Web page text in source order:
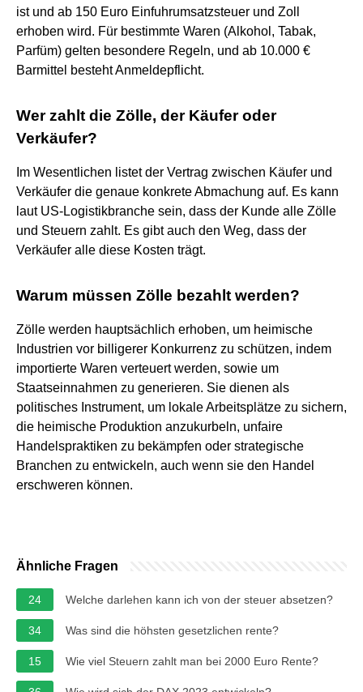
ist und ab 150 Euro Einfuhrumsatzsteuer und Zoll
erhoben wird. Für bestimmte Waren (Alkohol, Tabak,
Parfüm) gelten besondere Regeln, und ab 10.000 €
Barmittel besteht Anmeldepflicht.
Wer zahlt die Zölle, der Käufer oder
Verkäufer?
Im Wesentlichen listet der Vertrag zwischen Käufer und
Verkäufer die genaue konkrete Abmachung auf. Es kann
laut US-Logistikbranche sein, dass der Kunde alle Zölle
und Steuern zahlt. Es gibt auch den Weg, dass der
Verkäufer alle diese Kosten trägt.
Warum müssen Zölle bezahlt werden?
Zölle werden hauptsächlich erhoben, um heimische
Industrien vor billigerer Konkurrenz zu schützen, indem
importierte Waren verteuert werden, sowie um
Staatseinnahmen zu generieren. Sie dienen als
politisches Instrument, um lokale Arbeitsplätze zu sichern,
die heimische Produktion anzukurbeln, unfaire
Handelspraktiken zu bekämpfen oder strategische
Branchen zu entwickeln, auch wenn sie den Handel
erschweren können.
Ähnliche Fragen
24 Welche darlehen kann ich von der steuer absetzen?
34 Was sind die höhsten gesetzlichen rente?
15 Wie viel Steuern zahlt man bei 2000 Euro Rente?